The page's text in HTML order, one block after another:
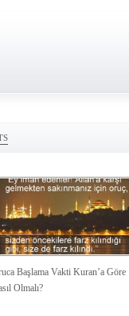
Başlama Vakti Kuran’a Göre
Olmalı?